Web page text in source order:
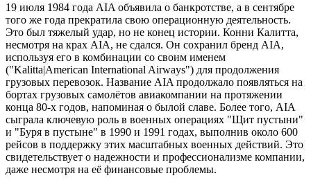
19 июля 1984 года AIA объявила о банкротстве, а в сентябре
того же года прекратила свою операционную деятельность.
Это был тяжелый удар, но не конец истории. Конни Калитта,
несмотря на крах AIA, не сдался. Он сохранил бренд AIA,
используя его в комбинации со своим именем
("Kalitta|American International Airways") для продолжения
грузовых перевозок. Название AIA продолжало появляться на
бортах грузовых самолётов авиакомпании на протяжении
конца 80-х годов, напоминая о былой славе. Более того, AIA
сыграла ключевую роль в военных операциях "Щит пустыни"
и "Буря в пустыне" в 1990 и 1991 годах, выполнив около 600
рейсов в поддержку этих масштабных военных действий. Это
свидетельствует о надежности и профессионализме компании,
даже несмотря на её финансовые проблемы.